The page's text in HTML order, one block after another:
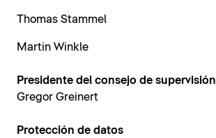
Thomas Stammel
Martin Winkle
Presidente del consejo de supervisión
Gregor Greinert
Protección de datos